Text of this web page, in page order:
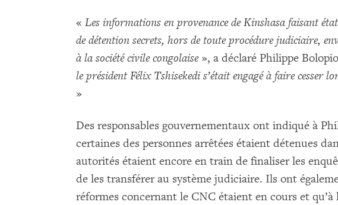
« Les informations en provenance de Kinshasa faisant
de détention secrets, hors de toute procédure judiciaire,
à la société civile congolaise», a déclaré Philippe
le président Félix Tshisekedi s’était engagé à faire cesser
»
Des responsables gouvernementaux ont indiqué à
certaines des personnes arrêtées étaient détenues
autorités étaient encore en train de finaliser les
de les transférer au système judiciaire. Ils ont
réformes concernant le CNC étaient en cours et qu’à